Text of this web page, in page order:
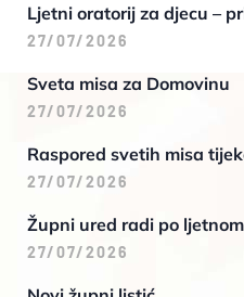
Ljetni oratorij za djecu –
27/07/2026
Sveta misa za Domovinu
27/07/2026
Raspored svetih misa
27/07/2026
Župni ured radi po
27/07/2026